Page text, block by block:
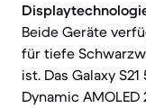
Beide Geräte
für tiefe
ist. Das Galaxy
Dynamic